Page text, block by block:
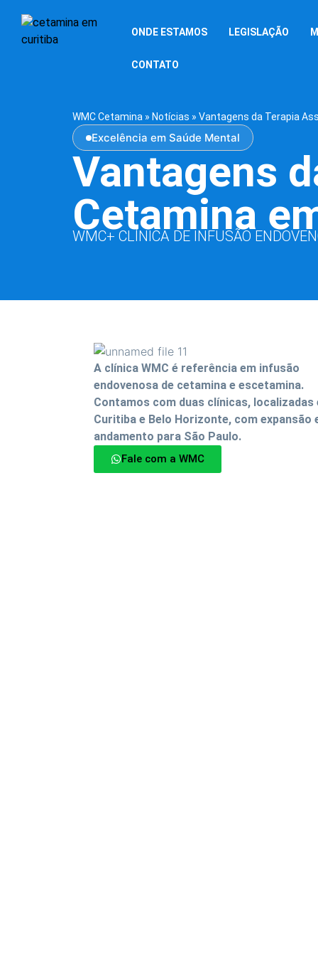
ONDE ESTAMOS LEGISLAÇÃO
CONTATO
WMC Cetamina » Notícias » Vantagens da Terapia
Excelência em Saúde Mental
Vantagens
Cetamina
WMC+ CLÍNICA DE INFUSÃO
A clínica WMC é referência em infusão
endovenosa de cetamina e escetamina.
Contamos com duas clínicas, localizadas
Curitiba e Belo Horizonte, com expansão
andamento para São Paulo.
Fale com a WMC